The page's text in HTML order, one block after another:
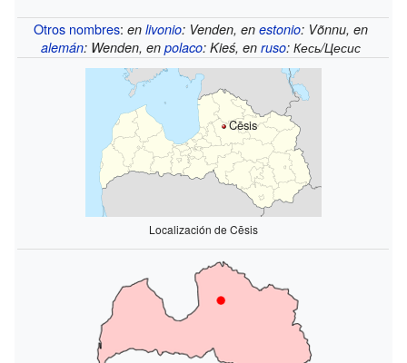
Otros nombres: en livonio: Venden, en estonio: Võnnu, en
alemán: Wenden, en polaco: Kieś, en ruso: Кесь/Цесис
Cēsis
Localización de Cēsis